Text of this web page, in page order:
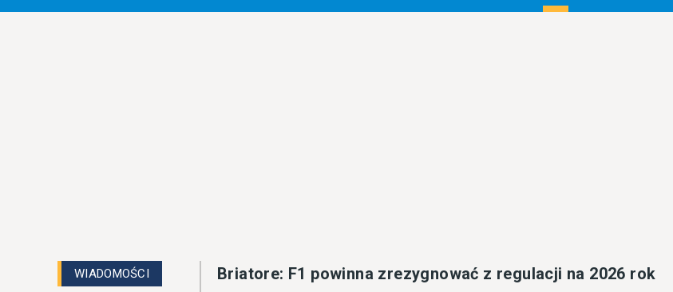
WIADOMOŚCI Briatore: F1 powinna zrezygnować z regulacji na 2026 rok